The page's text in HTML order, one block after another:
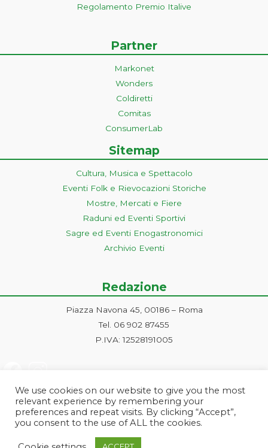
Regolamento Premio Italive
Partner
Markonet
Wonders
Coldiretti
Comitas
ConsumerLab
Sitemap
Cultura, Musica e Spettacolo
Eventi Folk e Rievocazioni Storiche
Mostre, Mercati e Fiere
Raduni ed Eventi Sportivi
Sagre ed Eventi Enogastronomici
Archivio Eventi
Redazione
Piazza Navona 45, 00186 – Roma
Tel. 06 902 87455
P.IVA: 12528191005
We use cookies on our website to give you the most
relevant experience by remembering your
preferences and repeat visits. By clicking “Accept”,
you consent to the use of ALL the cookies.